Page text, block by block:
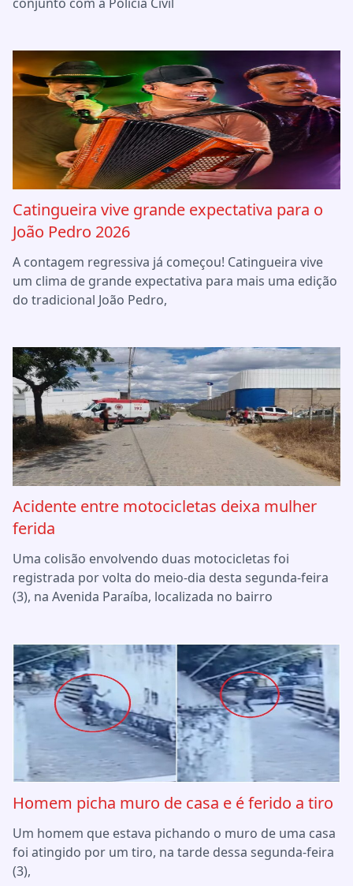
Catingueira vive grande expectativa para o
João Pedro 2026
A contagem regressiva já começou! Catingueira vive
um clima de grande expectativa para mais uma edição
do tradicional João Pedro,
Acidente entre motocicletas deixa mulher
ferida
Uma colisão envolvendo duas motocicletas foi
registrada por volta do meio-dia desta segunda-feira
(3), na Avenida Paraíba, localizada no bairro
Homem picha muro de casa e é ferido a tiro
Um homem que estava pichando o muro de uma casa
foi atingido por um tiro, na tarde dessa segunda-feira
(3),